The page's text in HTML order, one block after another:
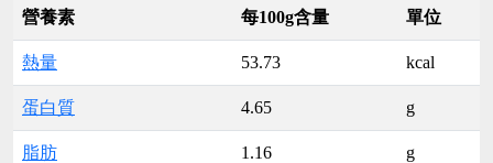
營養素 每100g含量 單位
熱量 53.73 kcal
蛋白質 4.65 g
脂肪 1.16 g